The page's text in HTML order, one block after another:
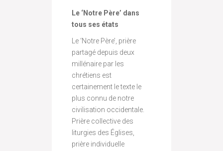
Le ‘Notre Père’ dans
tous ses états
Le ‘Notre Père’, prière
partagé depuis deux
millénaire par les
chrétiens est
certainement le texte le
plus connu de notre
civilisation occidentale.
Prière collective des
liturgies des Églises,
prière individuelle